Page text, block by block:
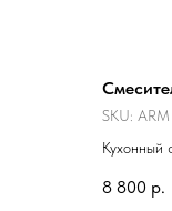
SKU:
Кухонный
8 800 р.